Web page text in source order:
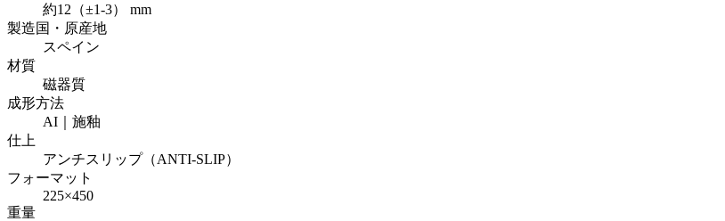
約12（±1-3） mm
製造国・原産地
スペイン
材質
磁器質
成形方法
AI｜施釉
仕上
アンチスリップ（ANTI-SLIP）
フォーマット
225×450
重量